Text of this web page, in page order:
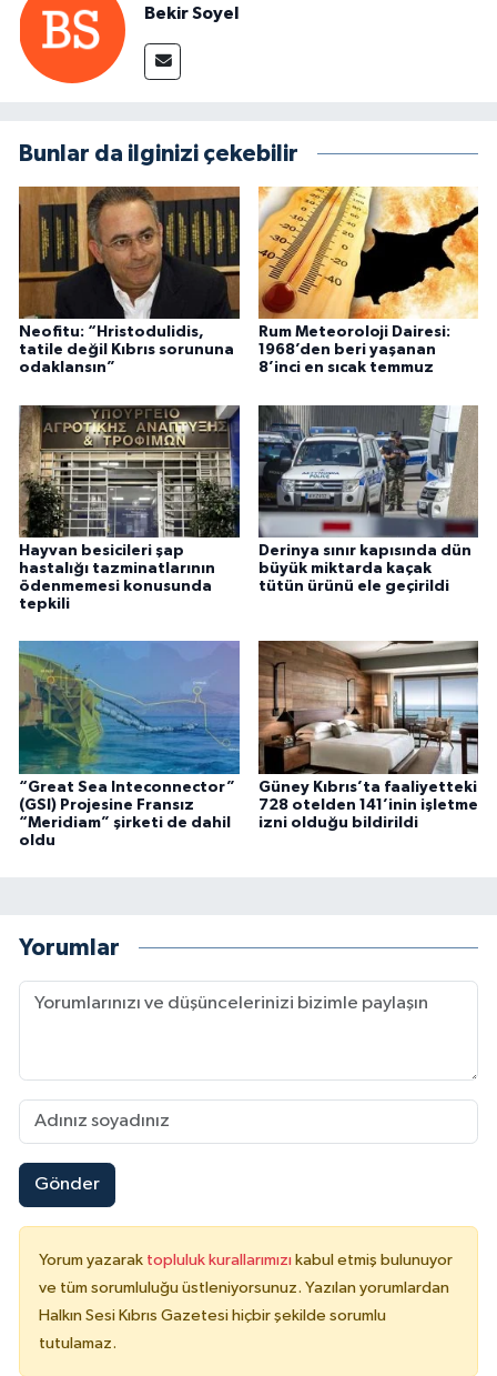
Bekir Soyel
Bunlar da ilginizi çekebilir
Neofitu: “Hristodulidis,
tatile değil Kıbrıs sorununa
odaklansın”
Rum Meteoroloji Dairesi:
1968’den beri yaşanan
8’inci en sıcak temmuz
Hayvan besicileri şap
hastalığı tazminatlarının
ödenmemesi konusunda
tepkili
Derinya sınır kapısında dün
büyük miktarda kaçak
tütün ürünü ele geçirildi
“Great Sea Inteconnector”
(GSI) Projesine Fransız
“Meridiam” şirketi de dahil
oldu
Güney Kıbrıs’ta faaliyetteki
728 otelden 141’inin işletme
izni olduğu bildirildi
Yorumlar
Gönder
Yorum yazarak topluluk kurallarımızı kabul etmiş bulunuyor
ve tüm sorumluluğu üstleniyorsunuz. Yazılan yorumlardan
Halkın Sesi Kıbrıs Gazetesi hiçbir şekilde sorumlu
tutulamaz.